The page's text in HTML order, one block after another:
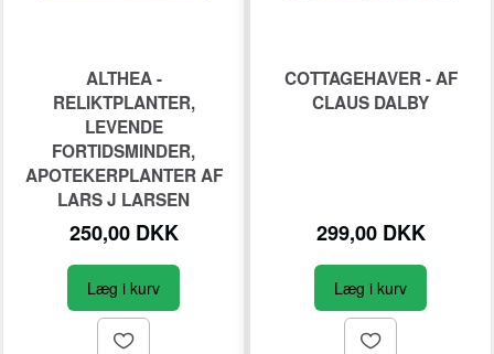
ALTHEA -
RELIKTPLANTER,
LEVENDE
FORTIDSMINDER,
APOTEKERPLANTER AF
LARS J LARSEN
250,00 DKK
Læg i kurv
COTTAGEHAVER - AF
CLAUS DALBY
299,00 DKK
Læg i kurv